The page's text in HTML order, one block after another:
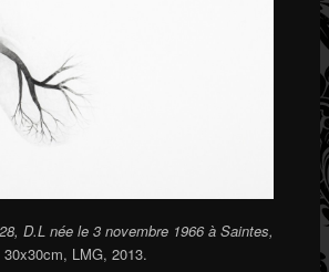
D.L née le 3 novembre 1966 à Saintes,
30x30cm, LMG, 2013.